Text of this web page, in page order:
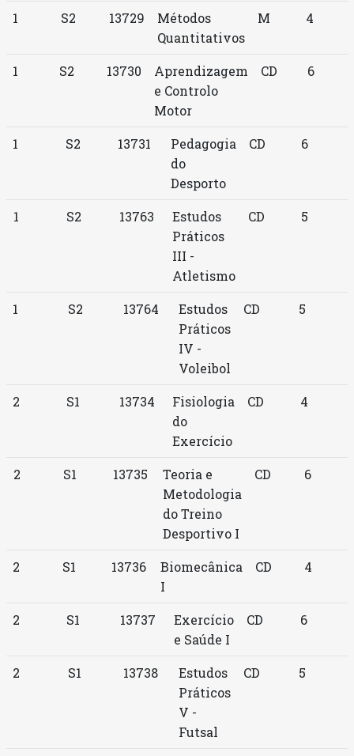
1 S2 13729
Métodos
Quantitativos
M 4
1 S2 13730
Aprendizagem
e Controlo
Motor
CD 6
1 S2 13731
Pedagogia
do
Desporto
CD 6
1 S2 13763
Estudos
Práticos
III -
Atletismo
CD 5
1 S2 13764
Estudos
Práticos
IV -
Voleibol
CD 5
2 S1 13734
Fisiologia
do
Exercício
CD 4
2 S1 13735
Teoria e
Metodologia
do Treino
Desportivo I
CD 6
2 S1 13736
Biomecânica
I
CD 4
2 S1 13737
Exercício
e Saúde I
CD 6
2 S1 13738
Estudos
Práticos
V -
Futsal
CD 5